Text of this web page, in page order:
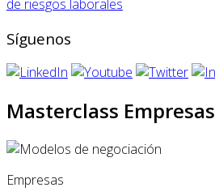
de riesgos laborales
Síguenos
Masterclass Empresas
Empresas